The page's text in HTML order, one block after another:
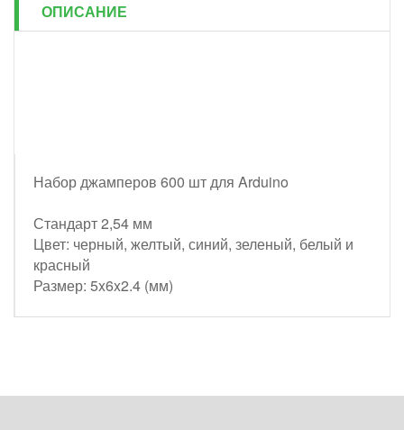
ОПИСАНИЕ
Набор джамперов 600 шт для Arduino
Стандарт 2,54 мм
Цвет: черный, желтый, синий, зеленый, белый и
красный
Размер: 5x6x2.4 (мм)